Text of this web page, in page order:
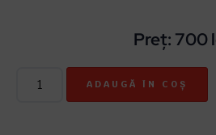
Preț: 700
ADAUGĂ ÎN COȘ